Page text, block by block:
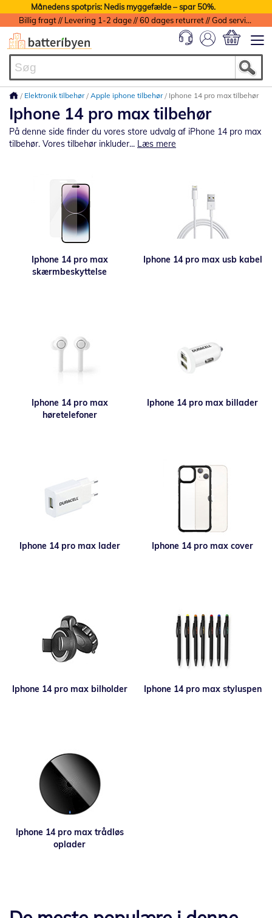
Månedens spotpris: Nedis myggefælde – spar 50%.
Billig fragt // Levering 1-2 dage // 60 dages returret // God service med garanti
Elektronik tilbehør Apple iphone tilbehør Iphone 14 pro max tilbehør
Iphone 14 pro max tilbehør
På denne side finder du vores store udvalg af iPhone 14 pro max
tilbehør. Vores tilbehør inkluder... Læs mere
Iphone 14 pro max
skærmbeskyttelse
Iphone 14 pro max usb kabel
Iphone 14 pro max
høretelefoner
Iphone 14 pro max billader
Iphone 14 pro max lader Iphone 14 pro max cover
Iphone 14 pro max bilholder Iphone 14 pro max styluspen
Iphone 14 pro max trådløs
oplader